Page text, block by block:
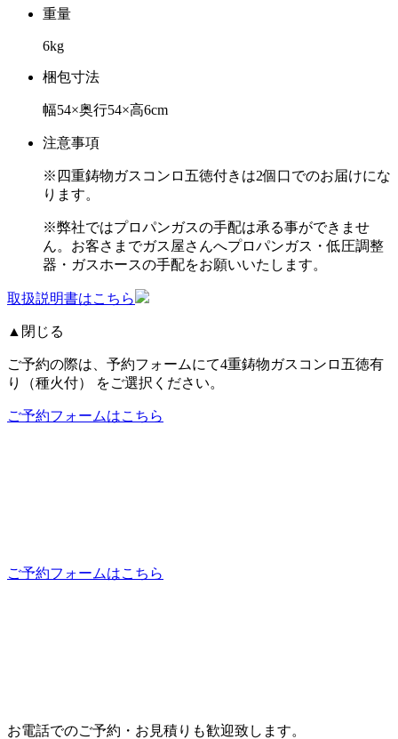
重量
6kg
梱包寸法
幅54×奥行54×高6cm
注意事項
※四重鋳物ガスコンロ五徳付きは2個口でのお届けにな
ります。
※弊社ではプロパンガスの手配は承る事ができませ
ん。お客さまでガス屋さんへプロパンガス・低圧調整
器・ガスホースの手配をお願いいたします。
取扱説明書はこちら
▲閉じる
ご予約の際は、予約フォームにて4重鋳物ガスコンロ五徳有
り（種火付） をご選択ください。
ご予約フォームはこちら
ご予約フォームはこちら
お電話でのご予約・お見積りも歓迎致します。